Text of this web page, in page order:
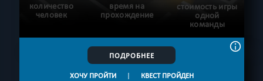
количество
человек
время на
прохождение
стоимость игры
одной
команды
ПОДРОБНЕЕ
ХОЧУ ПРОЙТИ | КВЕСТ ПРОЙДЕН